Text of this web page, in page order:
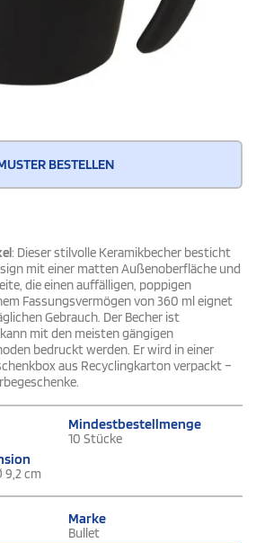
BESTELLEN
: Dieser stilvolle Keramikbecher besticht
mit einer matten Außenoberfläche und
die einen auffälligen, poppigen
Fassungsvermögen von 360 ml eignet
Gebrauch. Der Becher ist
mit den meisten gängigen
bedruckt werden. Er wird in einer
aus Recyclingkarton verpackt –
Mindestbestellmenge
10 Stücke
9,2 cm
Marke
Bullet